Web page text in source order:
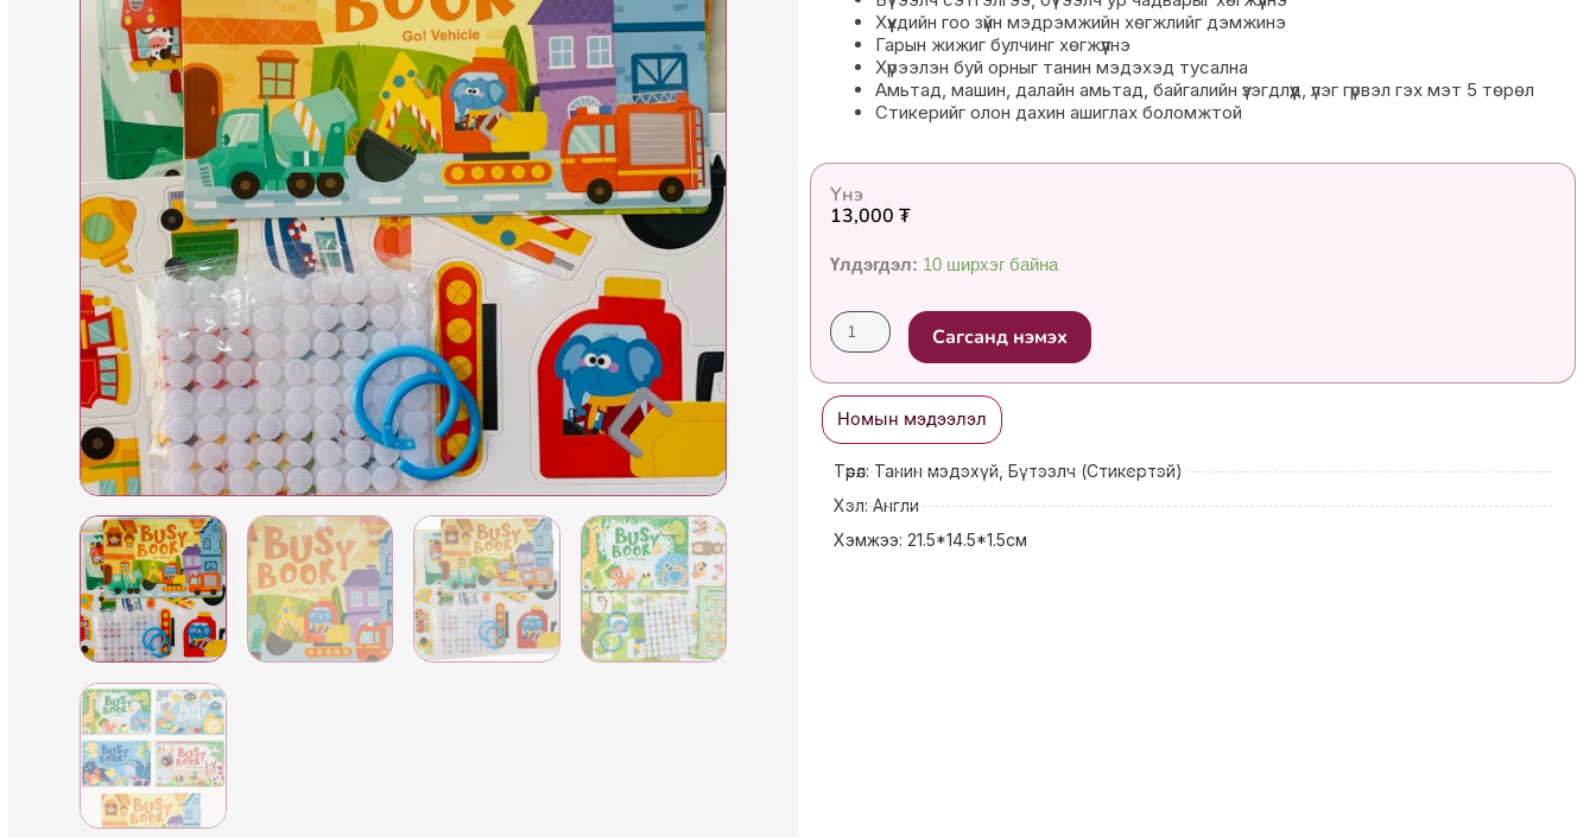
Хүүхдийн гоо зүйн мэдрэмжийн хөгжлийг дэмжинэ
Гарын жижиг булчинг хөгжүүлнэ
Хүрээлэн буй орныг танин мэдэхэд тусална
Амьтад, машин, далайн амьтад, байгалийн үзэгдлүүд, үлэг гүрвэл гэх мэт 5 төрөл
Стикерийг олон дахин ашиглах боломжтой
Үнэ
13,000 ₮
Үлдэгдэл: 10 ширхэг байна
Busy
quantity
Сагсанд нэмэх
Номын мэдээлэл
Төрөл: Танин мэдэхүй, Бүтээлч (Стикертэй)
Хэл: Англи
Хэмжээ: 21.5*14.5*1.5см